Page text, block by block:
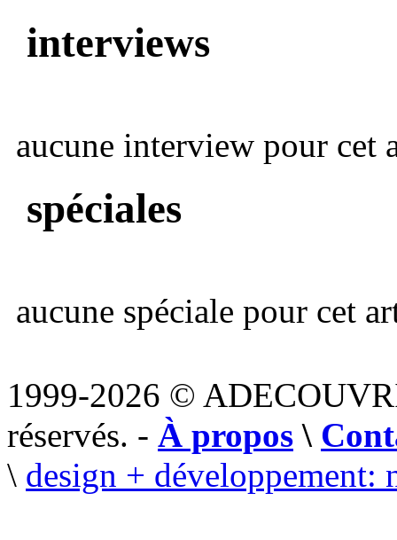
interviews
aucune interview pour cet
spéciales
aucune spéciale pour cet
1999-2026 ©
réservés. - À propos \
\ design + développement: